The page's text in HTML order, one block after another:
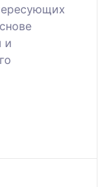
и